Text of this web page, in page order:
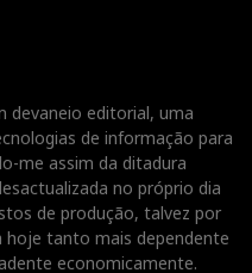
devaneio editorial, uma
de informação para
me assim da ditadura
no próprio dia
de produção, talvez por
hoje tanto mais dependente
economicamente.